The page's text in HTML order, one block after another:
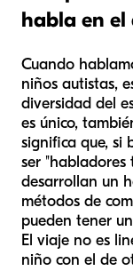
habla en el
Cuando
niños autistas,
diversidad del
es único,
significa que, si
ser
desarrollan un
métodos de
pueden tener
El viaje no es
niño con el de